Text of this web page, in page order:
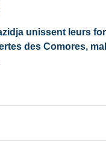
unissent leurs
des Comores,